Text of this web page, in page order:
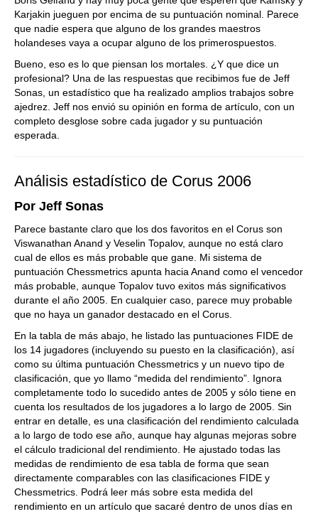
Karjakin jueguen por encima de su puntuación nominal. Parece
que nadie espera que alguno de los grandes maestros
holandeses vaya a ocupar alguno de los primerospuestos.
Bueno, eso es lo que piensan los mortales. ¿Y que dice un
profesional? Una de las respuestas que recibimos fue de Jeff
Sonas, un estadístico que ha realizado amplios trabajos sobre
ajedrez. Jeff nos envió su opinión en forma de artículo, con un
completo desglose sobre cada jugador y su puntuación
esperada.
Análisis estadístico de Corus 2006
Por Jeff Sonas
Parece bastante claro que los dos favoritos en el Corus son
Viswanathan Anand y Veselin Topalov, aunque no está claro
cual de ellos es más probable que gane. Mi sistema de
puntuación Chessmetrics apunta hacia Anand como el vencedor
más probable, aunque Topalov tuvo exitos más significativos
durante el año 2005. En cualquier caso, parece muy probable
que no haya un ganador destacado en el Corus.
En la tabla de más abajo, he listado las puntuaciones FIDE de
los 14 jugadores (incluyendo su puesto en la clasificación), así
como su última puntuación Chessmetrics y un nuevo tipo de
clasificación, que yo llamo “medida del rendimiento”. Ignora
completamente todo lo sucedido antes de 2005 y sólo tiene en
cuenta los resultados de los jugadores a lo largo de 2005. Sin
entrar en detalle, es una clasificación del rendimiento calculada
a lo largo de todo ese año, aunque hay algunas mejoras sobre
el cálculo tradicional del rendimiento. He ajustado todas las
medidas de rendimiento de esa tabla de forma que sean
directamente comparables con las clasificaciones FIDE y
Chessmetrics. Podrá leer más sobre esta medida del
rendimiento en un artículo que sacaré dentro de unos días en